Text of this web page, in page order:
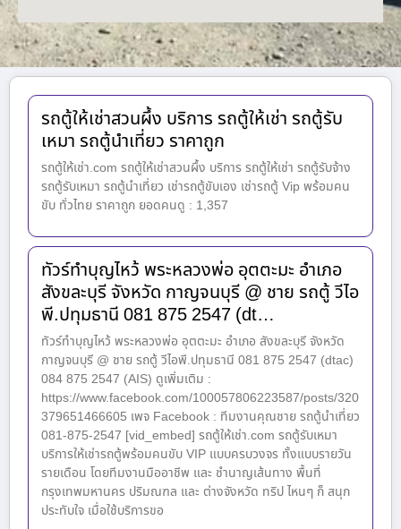
รถตู้ให้เช่าสวนผึ้ง บริการ รถตู้ให้เช่า รถตู้รับ
เหมา รถตู้นำเที่ยว ราคาถูก
รถตู้ให้เช่า.com รถตู้ให้เช่าสวนผึ้ง บริการ รถตู้ให้เช่า รถตู้รับจ้าง
รถตู้รับเหมา รถตู้นำเที่ยว เช่ารถตู้ขับเอง เช่ารถตู้ Vip พร้อมคน
ขับ ทั่วไทย ราคาถูก ยอดคนดู : 1,357
ทัวร์ทำบุญไหว้ พระหลวงพ่อ อุตตะมะ อำเภอ
สังขละบุรี จังหวัด กาญจนบุรี @ ชาย รถตู้ วีไอ
พี.ปทุมธานี 081 875 2547 (dt…
ทัวร์ทำบุญไหว้ พระหลวงพ่อ อุตตะมะ อำเภอ สังขละบุรี จังหวัด
กาญจนบุรี @ ชาย รถตู้ วีไอพี.ปทุมธานี 081 875 2547 (dtac)
084 875 2547 (AIS) ดูเพิ่มเติม :
https://www.facebook.com/100057806223587/posts/320
379651466605 เพจ Facebook : ทีมงานคุณชาย รถตู้นำเที่ยว
081-875-2547 [vid_embed] รถตู้ให้เช่า.com รถตู้รับเหมา
บริการให้เช่ารถตู้พร้อมคนขับ VIP แบบครบวงจร ทั้งแบบรายวัน
รายเดือน โดยทีมงานมืออาชีพ และ ชำนาญเส้นทาง พื้นที่
กรุงเทพมหานคร ปริมณฑล และ ต่างจังหวัด ทริป ไหนๆ ก็ สนุก
ประทับใจ เมื่อใช้บริการขอ